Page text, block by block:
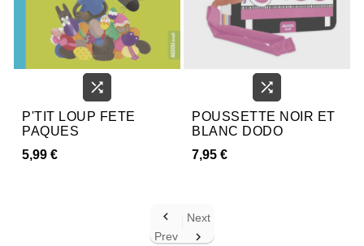

P'TIT LOUP FETE
PAQUES
5,99 €

POUSSETTE NOIR ET
BLANC DODO
7,95 €

Prev
Next
